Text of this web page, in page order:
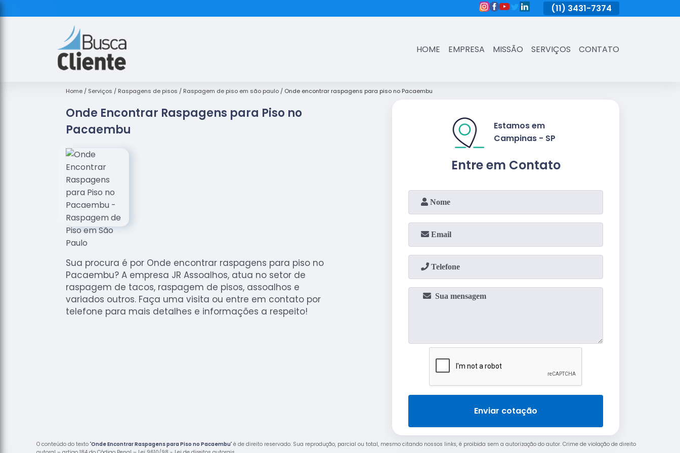
3431-7374 (11) 3431-7374
HOME EMPRESA MISSÃO SERVIÇOS CONTATO
Home Serviços Raspagens de pisos Raspagem de piso em são paulo Onde encontrar raspagens para piso no Pacaembu
Onde Encontrar Raspagens para Piso no
Pacaembu
Sua procura é por Onde encontrar raspagens para piso no
Pacaembu? A empresa JR Assoalhos, atua no setor de
raspagem de tacos, raspagem de pisos, assoalhos e
variados outros. Faça uma visita ou entre em contato por
telefone para mais detalhes e informações a respeito!
Entre em Contato
Estamos em
Campinas - SP
Enviar cotação
O conteúdo do texto "Onde Encontrar Raspagens para Piso no Pacaembu" é de direito reservado. Sua reprodução, parcial ou total, mesmo citando nossos links, é proibida sem a autorização do autor. Crime de violação de direito